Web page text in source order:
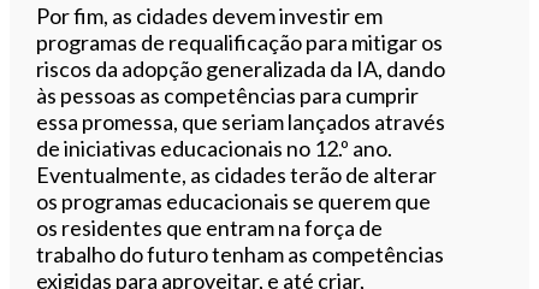
Por fim, as cidades devem investir em
programas de requalificação para mitigar os
riscos da adopção generalizada da IA, dando
às pessoas as competências para cumprir
essa promessa, que seriam lançados através
de iniciativas educacionais no 12.º ano.
Eventualmente, as cidades terão de alterar
os programas educacionais se querem que
os residentes que entram na força de
trabalho do futuro tenham as competências
exigidas para aproveitar, e até criar,